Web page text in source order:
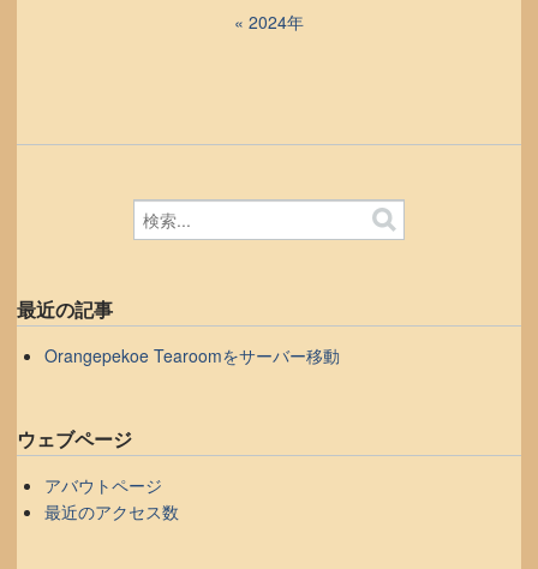
2024年
最近の記事
Orangepekoe Tearoomをサーバー移動
ウェブページ
アバウトページ
最近のアクセス数